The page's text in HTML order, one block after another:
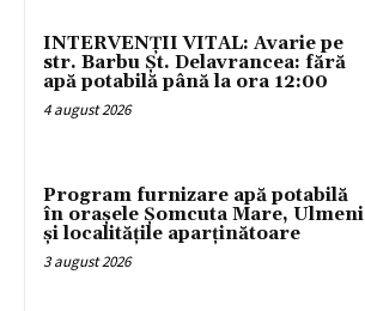
INTERVENȚII VITAL: Avarie pe
str. Barbu Șt. Delavrancea: fără
apă potabilă până la ora 12:00
4 august 2026
Program furnizare apă potabilă
în orașele Șomcuta Mare, Ulmeni
și localitățile aparținătoare
3 august 2026